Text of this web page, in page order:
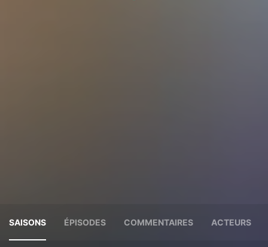
SAISONS ÉPISODES COMMENTAIRES ACTEURS